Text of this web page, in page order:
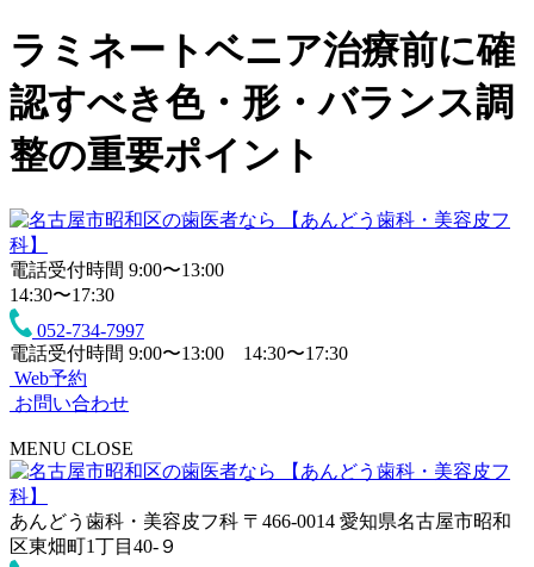
ラミネートベニア治療前に確
認すべき色・形・バランス調
整の重要ポイント
電話受付時間 9:00〜13:00
14:30〜17:30
052-734-7997
電話受付時間 9:00〜13:00 14:30〜17:30
Web予約
お問い合わせ
MENU CLOSE
あんどう歯科・美容皮フ科 〒466-0014 愛知県名古屋市昭和
区東畑町1丁目40-９